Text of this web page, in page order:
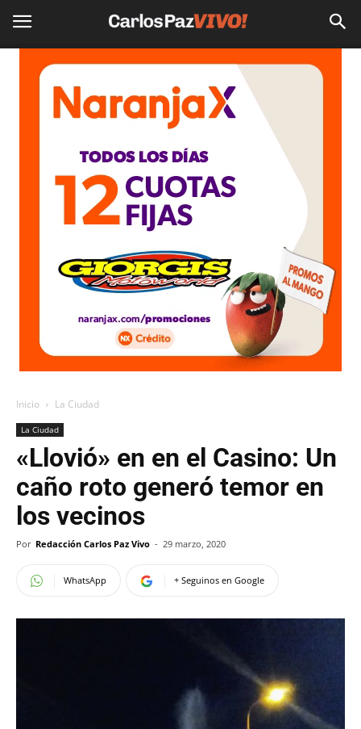
Inicio La Ciudad
La Ciudad
«Llovió» en en el Casino: Un
caño roto generó temor en
los vecinos
Por Redacción Carlos Paz Vivo - 29 marzo, 2020
WhatsApp + Seguinos en Google